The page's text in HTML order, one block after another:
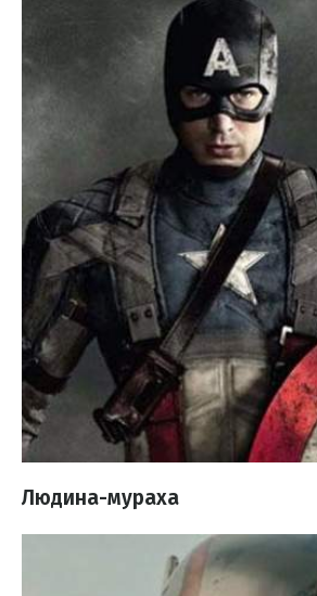
Людина-мураха